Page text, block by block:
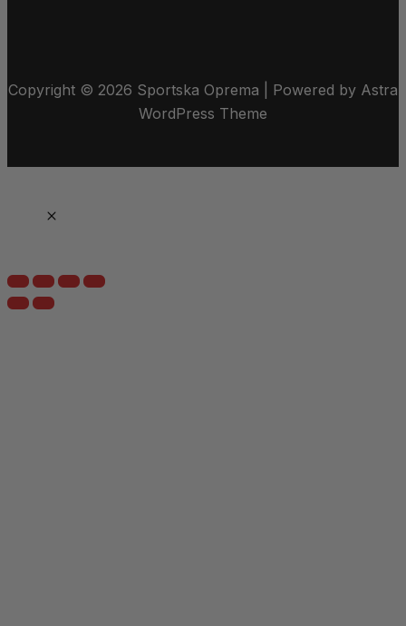
Copyright © 2026 Sportska Oprema | Powered by Astra
WordPress Theme